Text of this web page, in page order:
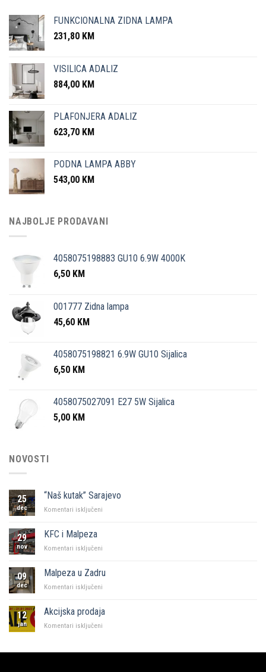
FUNKCIONALNA ZIDNA LAMPA
231,80 KM
VISILICA ADALIZ
884,00 KM
PLAFONJERA ADALIZ
623,70 KM
PODNA LAMPA ABBY
543,00 KM
NAJBOLJE PRODAVANI
4058075198883 GU10 6.9W 4000K
6,50 KM
001777 Zidna lampa
45,60 KM
4058075198821 6.9W GU10 Sijalica
6,50 KM
4058075027091 E27 5W Sijalica
5,00 KM
NOVOSTI
25
dec
“Naš kutak” Sarajevo
Komentari isključeni
29
nov
KFC i Malpeza
Komentari isključeni
Malpeza
09
dec
Malpeza u Zadru
Komentari isključeni
Zadru
12
jan
Akcijska prodaja
Komentari isključeni